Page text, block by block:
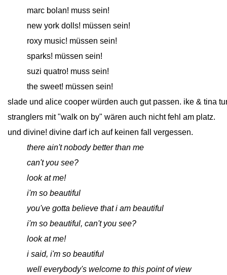
marc bolan! muss sein!
new york dolls! müssen sein!
roxy music! müssen sein!
sparks! müssen sein!
suzi quatro! muss sein!
the sweet! müssen sein!
slade und alice cooper würden auch gut passen. ike & tina
stranglers mit "walk on by" wären auch nicht fehl am platz.
und divine! divine darf ich auf keinen fall vergessen.
there ain't nobody better than me
can't you see?
look at me!
i'm so beautiful
you've gotta believe that i am beautiful
i'm so beautiful, can't you see?
look at me!
i said, i'm so beautiful
well everybody's welcome to this point of view